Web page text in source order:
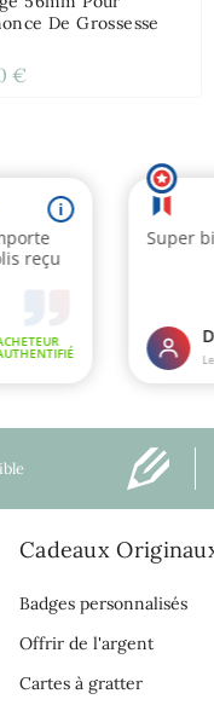
De Grossesse
€
Cadeaux
Badges personnalisés
Offrir de l'argent
Cartes à gratter